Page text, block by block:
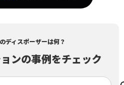
ディスポーザーは何？
ンの事例をチェック